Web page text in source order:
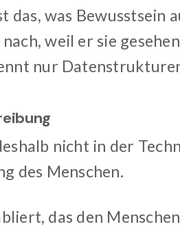
das, was Bewusstsein
weil er sie
nur
nicht in der
des Menschen.
das den